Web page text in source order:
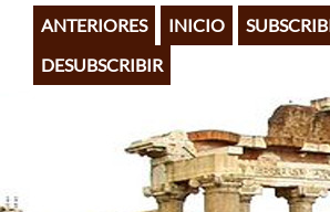
Pasar
contenido
principal
ANTERIORES INICIO
DESUBSCRIBIR